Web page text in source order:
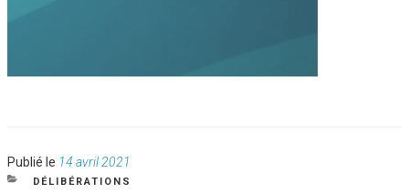
Publié le Publié
le
14 avril 2021
CATÉGORIES
DÉLIBÉRATIONS